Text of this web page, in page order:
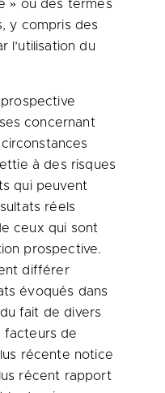
» ou des termes
y compris des
l’utilisation du
prospective
concernant
à des risques
qui peuvent
réels
ceux qui sont
prospective.
différer
évoqués dans
fait de divers
facteurs de
récente notice
récent rapport